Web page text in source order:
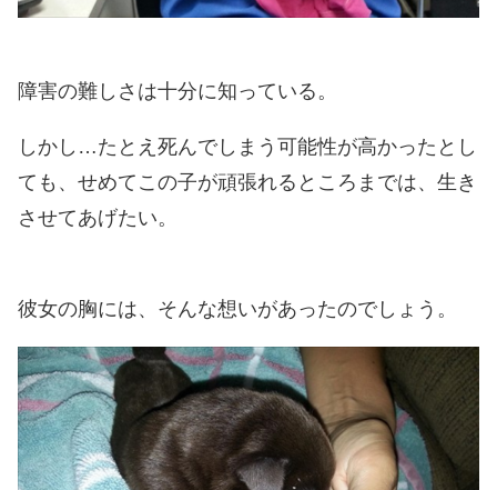
障害の難しさは十分に知っている。
しかし…たとえ死んでしまう可能性が高かったとし
ても、せめてこの子が頑張れるところまでは、生き
させてあげたい。
彼女の胸には、そんな想いがあったのでしょう。